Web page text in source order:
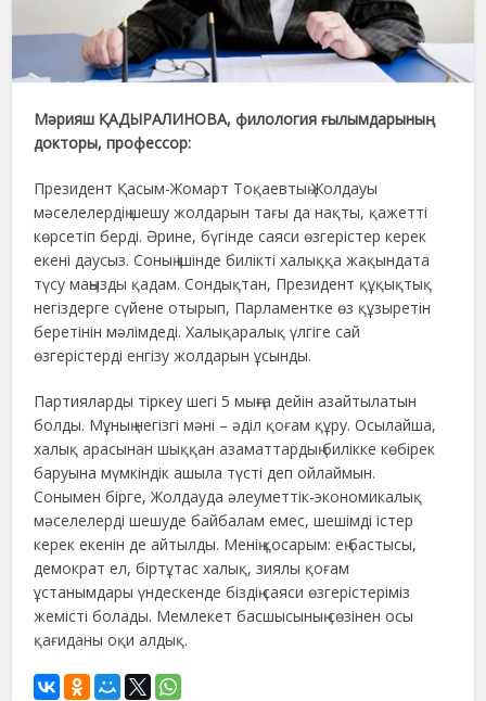
Мәрияш ҚАДЫРАЛИНОВА, филология ғылымдарының
докторы, профессор:
Президент Қасым-Жомарт Тоқаевтың Жолдауы
мәселелердің шешу жолдарын тағы да нақты, қажетті
көрсетіп берді. Әрине, бүгінде саяси өзгерістер керек
екені даусыз. Соның ішінде билікті халыққа жақындата
түсу маңызды қадам. Сондықтан, Президент құқықтық
негіздерге сүйене отырып, Парламентке өз құзыретін
беретінін мәлімдеді. Халықаралық үлгіге сай
өзгерістерді енгізу жолдарын ұсынды.
Партияларды тіркеу шегі 5 мыңға дейін азайтылатын
болды. Мұның негізгі мәні – әділ қоғам құру. Осылайша,
халық арасынан шыққан азаматтардың билікке көбірек
баруына мүмкіндік ашыла түсті деп ойлаймын.
Сонымен бірге, Жолдауда әлеуметтік-экономикалық
мәселелерді шешуде байбалам емес, шешімді істер
керек екенін де айтылды. Менің қосарым: ең бастысы,
демократ ел, біртұтас халық, зиялы қоғам
ұстанымдары үндескенде біздің саяси өзгерістеріміз
жемісті болады. Мемлекет басшысының сөзінен осы
қағиданы оқи алдық.